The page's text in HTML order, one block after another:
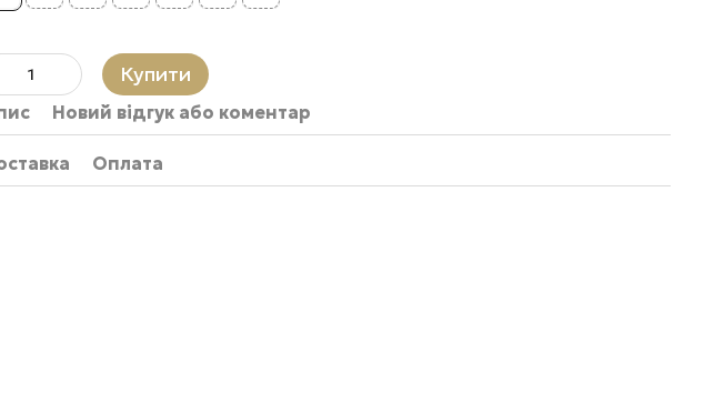
Купити
Новий відгук або коментар
Оплата